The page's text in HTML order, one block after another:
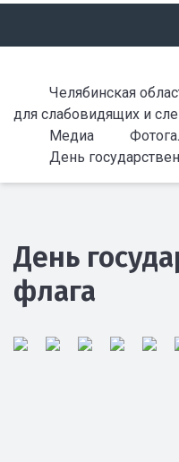
Челябинская
для слабовидящих и
Медиа
День
День
флага